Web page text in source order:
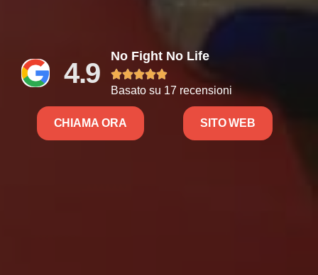
4.9
No Fight No Life

Basato su 17 recensioni
CHIAMA ORA SITO WEB